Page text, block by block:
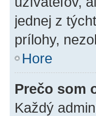
jednej z
prílohy,
Hore
Prečo som
Každý